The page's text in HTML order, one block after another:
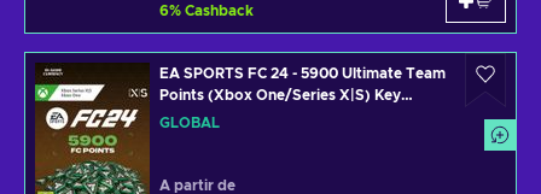
6% Cashback
EA SPORTS FC 24 - 5900 Ultimate Team
Points (Xbox One/Series X|S) Key
GLOBAL
GLOBAL
A partir de